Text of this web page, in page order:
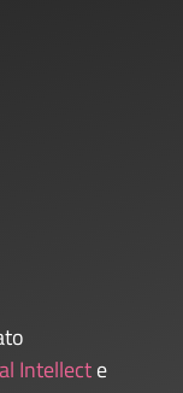
Intellecte